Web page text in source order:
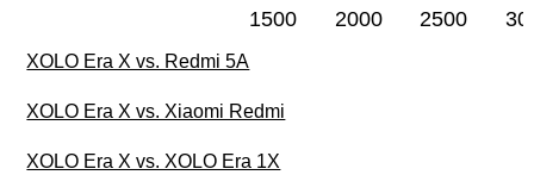
1500 2000 2500
XOLO Era X vs. Redmi 5A
XOLO Era X vs. Xiaomi Redmi
XOLO Era X vs. XOLO Era 1X